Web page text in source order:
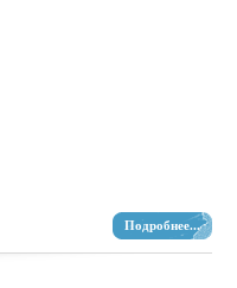
Подробнее...